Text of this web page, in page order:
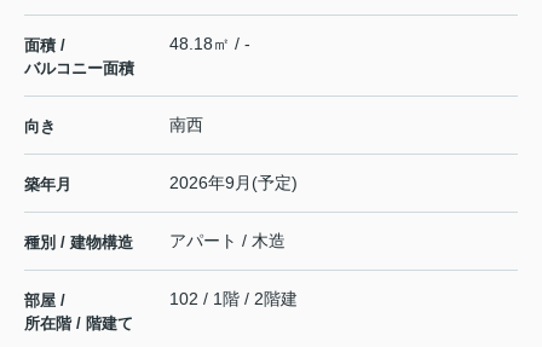
面積 /
バルコニー面積
48.18㎡ / -
向き 南西
築年月 2026年9月(予定)
種別 / 建物構造 アパート / 木造
部屋 /
所在階 / 階建て
102 / 1階 / 2階建